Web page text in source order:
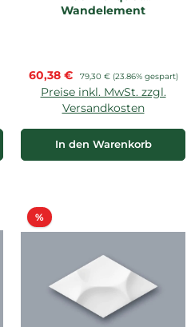
Wandelement
Verkaufspreis:
60,38 € Regulärer Preis:
79,30 € (23.86% gespart)
Preise inkl. MwSt. zzgl.
Versandkosten
In den Warenkorb
%Rabatt